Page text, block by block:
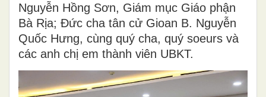
Nguyễn Hồng Sơn, Giám mục Giáo phận
Bà Rịa; Đức cha tân cử Gioan B. Nguyễn
Quốc Hưng, cùng quý cha, quý soeurs và
các anh chị em thành viên UBKT.